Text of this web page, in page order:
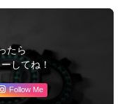
たら
してね！
Follow Me